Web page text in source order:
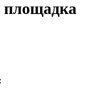
площадка